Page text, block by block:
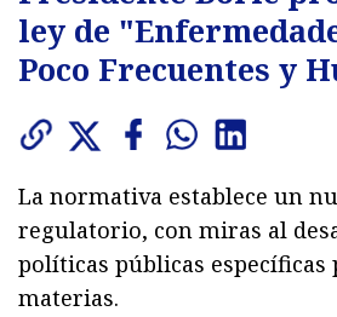
ley de
Poco Frecuentes y
La normativa establece un
regulatorio, con miras al
políticas públicas específicas
materias.